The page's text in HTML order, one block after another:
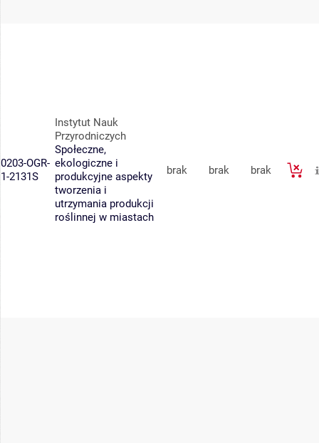
0203-OGR-
1-2131S
Instytut Nauk
Przyrodniczych
Społeczne,
ekologiczne i
produkcyjne aspekty
tworzenia i
utrzymania produkcji
roślinnej w miastach
brak brak brak